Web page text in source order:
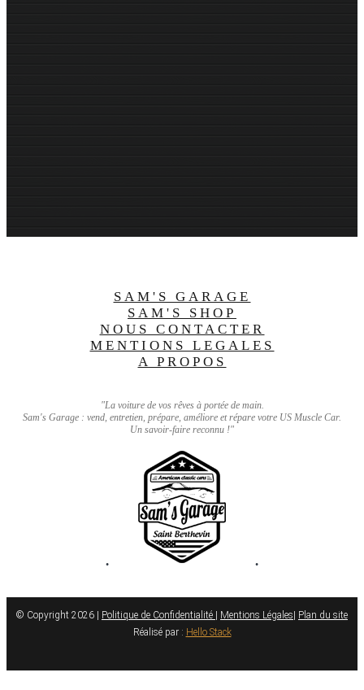
SAM'S GARAGE
SAM'S SHOP
NOUS CONTACTER
MENTIONS LEGALES
A PROPOS
"La voiture de vos rêves à portée de main.
Sam's Garage : vend, entretien, prépare, améliore et répare votre US Muscle Car.
Un savoir-faire reconnu !"
• •
© Copyright 2026 | Politique de Confidentialité Mentions Légales
Plan du site
Réalisé par : Hello Stack